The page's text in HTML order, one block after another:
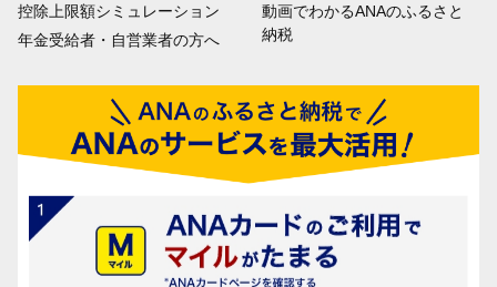
控除上限額シミュレーション
年金受給者・自営業者の方へ
動画でわかるANAのふるさと
納税